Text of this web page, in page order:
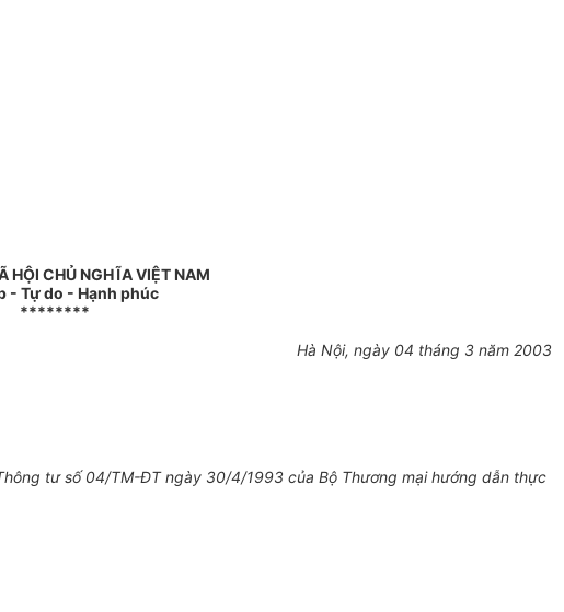
HỘI CHỦ NGHĨA VIỆT NAM
- Tự do - Hạnh phúc
********
Hà Nội, ngày 04 tháng 3 năm 2003
tư số 04/TM-ĐT ngày 30/4/1993 của Bộ Thương mại hướng dẫn thực